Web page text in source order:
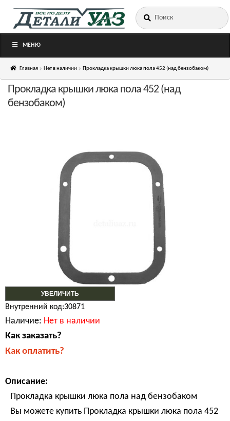
Перейти
Перейти
Искать:
МЕНЮ
Главная Нет в наличии Прокладка крышки люка пола 452 (над бензобаком)
УВЕЛИЧИТЬ
Прокладка крышки люка пола 452 (над
бензобаком)
Внутренний код:30871
Наличие: Нет в наличии
Как заказать?
Как оплатить?
Описание:
Прокладка крышки люка пола над бензобаком
Вы можете купить Прокладка крышки люка пола 452